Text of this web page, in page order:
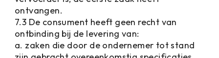
ontvangen.
7.3 De consument heeft geen recht van
ontbinding bij de levering van:
a. zaken die door de ondernemer tot stand